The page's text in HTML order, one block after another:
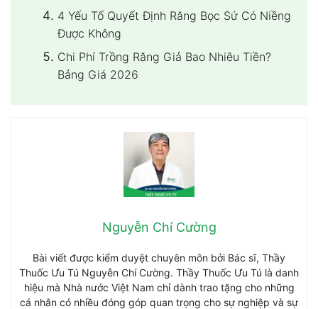
4 Yếu Tố Quyết Định Răng Bọc Sứ Có Niềng
Được Không
Chi Phí Trồng Răng Giả Bao Nhiêu Tiền?
Bảng Giá 2026
Nguyễn Chí Cường
Bài viết được kiểm duyệt chuyên môn bởi Bác sĩ, Thầy
Thuốc Ưu Tú Nguyễn Chí Cường. Thầy Thuốc Ưu Tú là danh
hiệu mà Nhà nước Việt Nam chỉ dành trao tặng cho những
cá nhân có nhiều đóng góp quan trọng cho sự nghiệp và sự